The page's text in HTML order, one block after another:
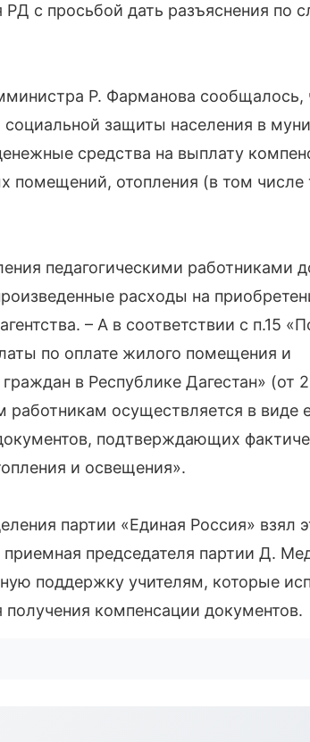
РД с просьбой дать разъяснения по
Р. Фарманова сообщалось,
защиты населения в
средства на выплату
помещений, отопления (в том числе
педагогическими работниками
расходы на
– А в соответствии с п.15
по оплате жилого помещения и
в Республике Дагестан» (от
осуществляется в виде
подтверждающих
и освещения».
партии «Единая Россия» взял
председателя партии Д.
поддержку учителям, которые
компенсации документов.